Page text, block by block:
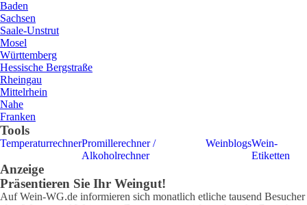
Baden
Sachsen
Saale-Unstrut
Mosel
Württemberg
Hessische Bergstraße
Rheingau
Mittelrhein
Nahe
Franken
Tools
TemperaturrechnerPromillerechner /
Alkoholrechner
WeinblogsWein-
Etiketten
Anzeige
Präsentieren Sie Ihr Weingut!
Auf Wein-WG.de informieren sich monatlich etliche tausend Besucher